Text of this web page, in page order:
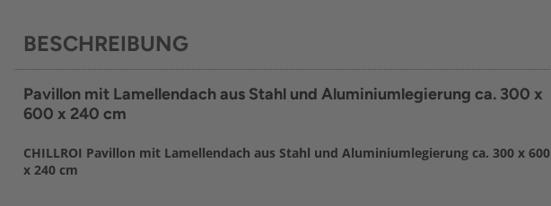
BESCHREIBUNG
Pavillon mit Lamellendach aus Stahl und Aluminiumlegierung ca. 300 x
600 x 240 cm
CHILLROI Pavillon mit Lamellendach aus Stahl und Aluminiumlegierung ca. 300 x 600
x 240 cm